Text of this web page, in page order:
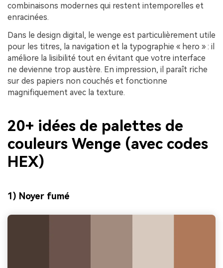
combinaisons modernes qui restent intemporelles et
enracinées.
Dans le design digital, le wenge est particulièrement utile
pour les titres, la navigation et la typographie « hero » : il
améliore la lisibilité tout en évitant que votre interface
ne devienne trop austère. En impression, il paraît riche
sur des papiers non couchés et fonctionne
magnifiquement avec la texture.
20+ idées de palettes de
couleurs Wenge (avec codes
HEX)
1) Noyer fumé